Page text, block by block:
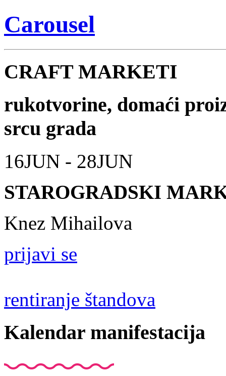
Carousel
CRAFT MARKETI
rukotvorine, domaći
srcu grada
16JUN - 28JUN
STAROGRADSKI
Knez Mihailova
prijavi se
rentiranje štandova
Kalendar manifestacija